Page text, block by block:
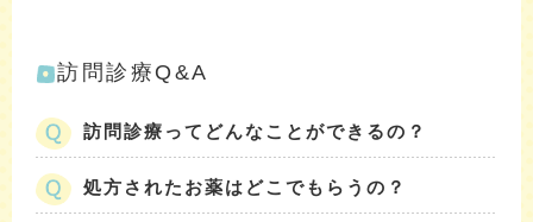
訪問診療Q&A
訪問診療ってどんなことができるの？
処方されたお薬はどこでもらうの？